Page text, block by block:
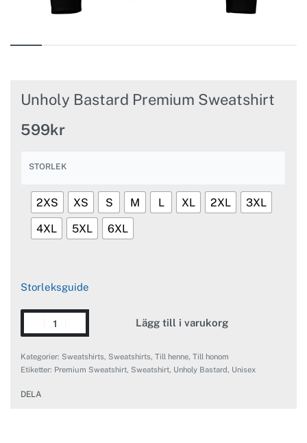
Unholy Bastard Premium Sweatshirt
599kr
STORLEK
2XS XS S M L XL 2XL
3XL
4XL
5XL 6XL
Storleksguide
Lägg till i varukorg
Kategorier: Sweatshirts, Sweatshirts, Till henne, Till honom
Etiketter: Premium Sweatshirt, Sweatshirt, Unholy Bastard, Unisex
DELA